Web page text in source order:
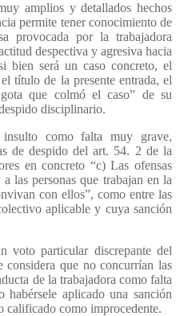
amplios y detallados hechos
permite tener conocimiento de
provocada por la trabajadora
despectiva y agresiva hacia
bien será un caso concreto, el
título de la presente entrada, el
que colmó el caso” de su
disciplinario.
como falta muy grave,
de despido del art. 54. 2 de la
en concreto “c) Las ofensas
las personas que trabajan en la
con ellos”, como entre las
aplicable y cuya sanción
voto particular discrepante del
que no concurrían las
de la trabajadora como falta
aplicado una sanción
calificado como improcedente.